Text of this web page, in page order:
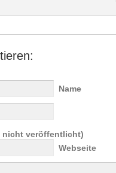
Name
nicht veröffentlicht)
Webseite